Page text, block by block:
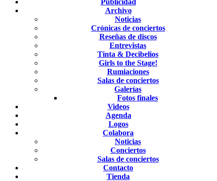
Publicidad
Archivo
Noticias
Crónicas de conciertos
Reseñas de discos
Entrevistas
Tinta & Decibelios
Girls to the Stage!
Rumiaciones
Salas de conciertos
Galerías
Fotos finales
Videos
Agenda
Logos
Colabora
Noticias
Conciertos
Salas de conciertos
Contacto
Tienda